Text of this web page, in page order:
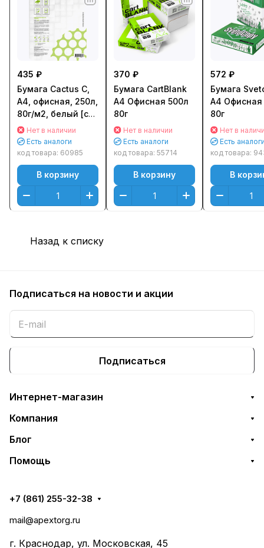
435 ₽
Бумага Cactus C,
A4, офисная, 250л,
80г/м2, белый [cs-
op-a480250]
Нет в наличии
Есть аналоги
код товара: 60985
В корзину
370 ₽
Бумага CartBlank
А4 Офисная 500л
80г
Нет в наличии
Есть аналоги
код товара: 55714
В корзину
572 ₽
Бумага
А4 Офисная
80г
Нет в
Есть
код товара:
В
Назад к списку
Подписаться на новости и акции
Подписаться
Интернет-магазин
Компания
Блог
Помощь
+7 (861) 255-32-38
mail@apextorg.ru
г. Краснодар, ул. Московская, 45